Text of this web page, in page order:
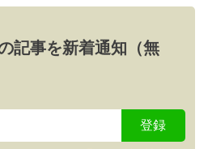
記事を新着通知（無